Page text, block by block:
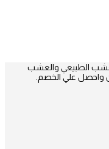
الطبيعي والعشب
واحصل علي الخصم.